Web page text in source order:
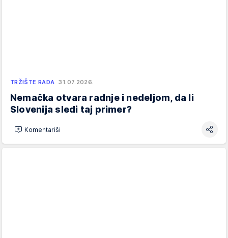
TRŽIŠTE RADA 31.07.2026.
Nemačka otvara radnje i nedeljom, da li
Slovenija sledi taj primer?
Komentariši